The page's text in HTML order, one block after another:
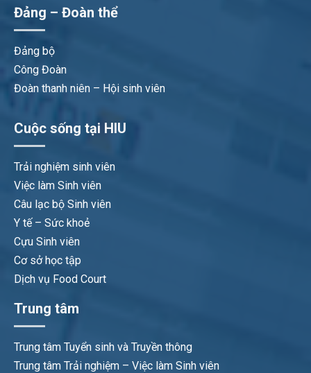
Đảng – Đoàn thể
Đảng bộ
Công Đoàn
Đoàn thanh niên – Hội sinh viên
Cuộc sống tại HIU
Trải nghiệm sinh viên
Việc làm Sinh viên
Câu lạc bộ Sinh viên
Y tế – Sức khoẻ
Cựu Sinh viên
Cơ sở học tập
Dịch vụ Food Court
Trung tâm
Trung tâm Tuyển sinh và Truyền thông
Trung tâm Trải nghiệm – Việc làm Sinh viên